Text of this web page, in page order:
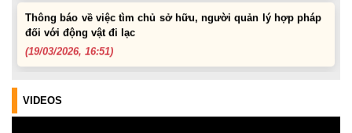
đối với động vật đi lạc
(19/03/2026, 16:51)
VIDEOS